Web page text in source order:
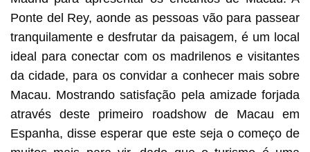
Ponte del Rey, aonde as pessoas vão para passear
tranquilamente e desfrutar da paisagem, é um local
ideal para conectar com os madrilenos e visitantes
da cidade, para os convidar a conhecer mais sobre
Macau. Mostrando satisfação pela amizade forjada
através deste primeiro roadshow de Macau em
Espanha, disse esperar que este seja o começo de